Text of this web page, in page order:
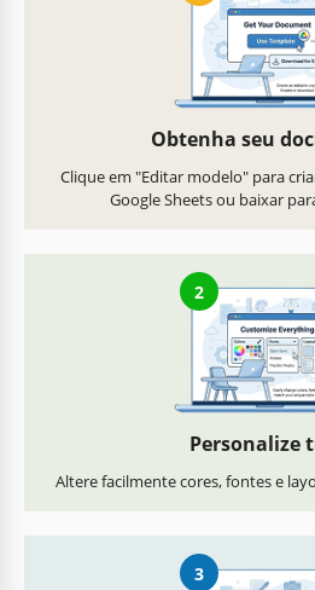
Obtenha seu
Clique em "Editar modelo" para
Google Sheets ou baixar
2
Personalize
Altere facilmente cores, fontes e
3